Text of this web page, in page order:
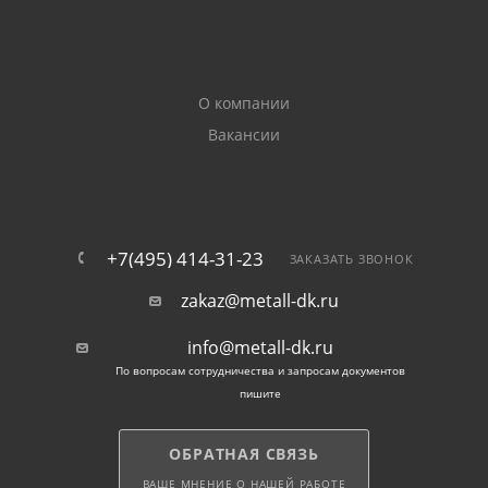
имеют большую устойчивость к высоким
отопления. Кроме этого, они используются для
ВГП по Нахабино в хлыстах по 6 и 12 м. По желанию
нужного размера.
О компании
Вакансии
+7(495) 414-31-23 ЗАКАЗАТЬ ЗВОНОК
zakaz@metall-dk.ru
info@metall-dk.ru
По вопросам сотрудничества и запросам документов
пишите
ОБРАТНАЯ СВЯЗЬ
ВАШЕ МНЕНИЕ О НАШЕЙ РАБОТЕ